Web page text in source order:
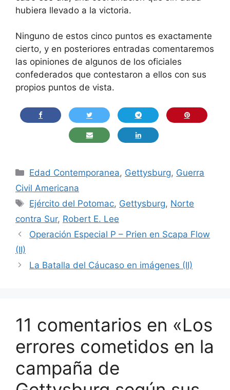
hubiera llevado a la victoria.
Ninguno de estos cinco puntos es exactamente
cierto, y en posteriores entradas comentaremos
las opiniones de algunos de los oficiales
confederados que contestaron a ellos con sus
propios puntos de vista.
Categorías
Edad Contemporanea, Gettysburg, Guerra
Civil Americana
Etiquetas
Ejército del Potomac, Gettysburg, Norte
contra Sur, Robert E. Lee
Operación Especial P – Prien en Scapa Flow
(II)
La Batalla del Cáucaso en imágenes (II)
11 comentarios en «Los
errores cometidos en la
campaña de